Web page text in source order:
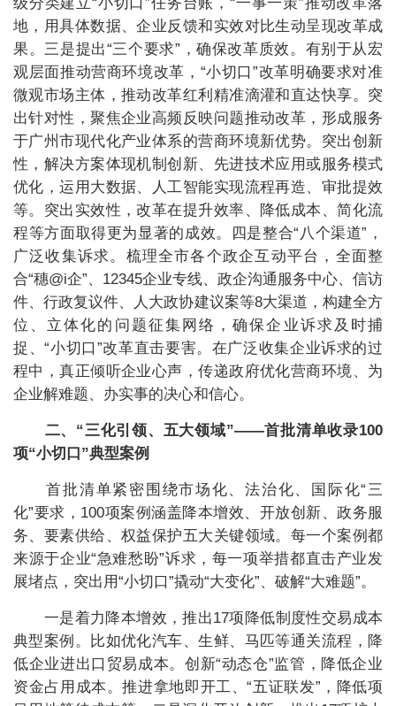
地，用具体数据、企业反馈和实效对比生动呈现改革成
果。三是提出“三个要求”，确保改革质效。有别于从宏
观层面推动营商环境改革，“小切口”改革明确要求对准
微观市场主体，推动改革红利精准滴灌和直达快享。突
出针对性，聚焦企业高频反映问题推动改革，形成服务
于广州市现代化产业体系的营商环境新优势。突出创新
性，解决方案体现机制创新、先进技术应用或服务模式
优化，运用大数据、人工智能实现流程再造、审批提效
等。突出实效性，改革在提升效率、降低成本、简化流
程等方面取得更为显著的成效。四是整合“八个渠道”，
广泛收集诉求。梳理全市各个政企互动平台，全面整
合“穗@i企”、12345企业专线、政企沟通服务中心、信访
件、行政复议件、人大政协建议案等8大渠道，构建全方
位、立体化的问题征集网络，确保企业诉求及时捕
捉、“小切口”改革直击要害。在广泛收集企业诉求的过
程中，真正倾听企业心声，传递政府优化营商环境、为
企业解难题、办实事的决心和信心。
二、“三化引领、五大领域”——首批清单收录100
项“小切口”典型案例
首批清单紧密围绕市场化、法治化、国际化“三
化”要求，100项案例涵盖降本增效、开放创新、政务服
务、要素供给、权益保护五大关键领域。每一个案例都
来源于企业“急难愁盼”诉求，每一项举措都直击产业发
展堵点，突出用“小切口”撬动“大变化”、破解“大难题”。
一是着力降本增效，推出17项降低制度性交易成本
典型案例。比如优化汽车、生鲜、马匹等通关流程，降
低企业进出口贸易成本。创新“动态仓”监管，降低企业
资金占用成本。推进拿地即开工、“五证联发”，降低项